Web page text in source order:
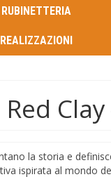
RUBINETTERIA
REALIZZAZIONI
Clay
la storia e
ispirata al mondo